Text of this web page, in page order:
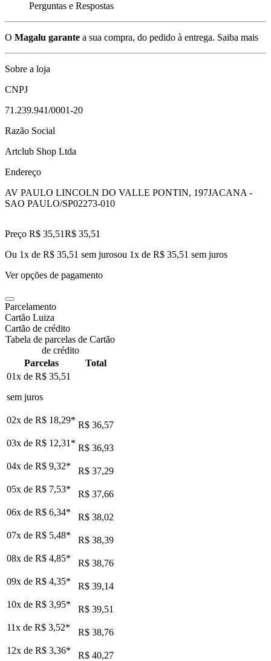
Perguntas e Respostas
O Magalu garante a sua compra, do pedido à entrega. Saiba mais
Sobre a loja
CNPJ
71.239.941/0001-20
Razão Social
Artclub Shop Ltda
Endereço
AV PAULO LINCOLN DO VALLE PONTIN, 197JACANA -
SAO PAULO/SP02273-010
Preço R$ 35,51R$ 35,51
Ou 1x de R$ 35,51 sem jurosou 1x de R$ 35,51 sem juros
Ver opções de pagamento
Parcelamento
Cartão Luiza
Cartão de crédito
Tabela de parcelas de Cartão
de crédito
Parcelas
Total
01x de R$ 35,51
sem juros
02x de R$ 18,29* R$ 36,57
03x de R$ 12,31 * R$ 36,93
04x de R$ 9,32*
R$ 37,29
05x de R$ 7,53*
R$ 37,66
06x de R$ 6,34*
R$ 38,02
07x de R$ 5,48*
R$ 38,39
08x de R$ 4,85*
R$ 38,76
09x de R$ 4,35*
R$ 39,14
10x de R$ 3,95*
R$ 39,51
11x de R$ 3,52*
R$ 38,76
12x de R$ 3,36* R$ 40,27